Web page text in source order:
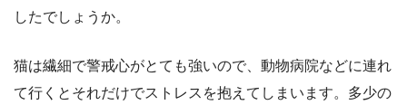
したでしょうか。
猫は繊細で警戒心がとても強いので、動物病院などに連れ
て行くとそれだけでストレスを抱えてしまいます。多少の